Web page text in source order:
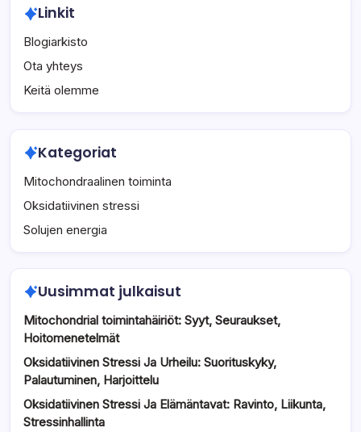
Linkit
Blogiarkisto
Ota yhteys
Keitä olemme
Kategoriat
Mitochondraalinen toiminta
Oksidatiivinen stressi
Solujen energia
Uusimmat julkaisut
Mitochondrial toimintahäiriöt: Syyt, Seuraukset,
Hoitomenetelmät
Oksidatiivinen Stressi Ja Urheilu: Suorituskyky,
Palautuminen, Harjoittelu
Oksidatiivinen Stressi Ja Elämäntavat: Ravinto, Liikunta,
Stressinhallinta